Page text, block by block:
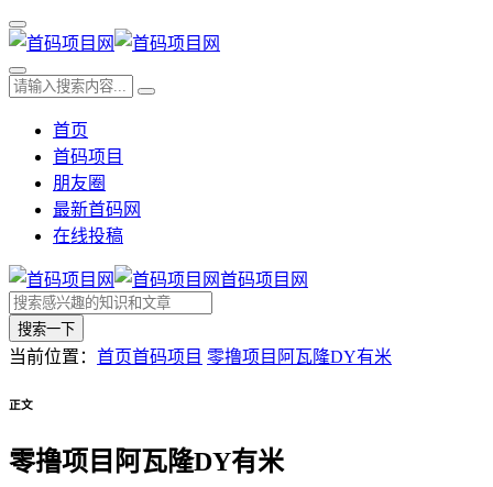
首页
首码项目
朋友圈
最新首码网
在线投稿
首码项目网
搜索一下
当前位置： 首页首码项目 零撸项目阿瓦隆DY有米
正文
零撸项目阿瓦隆DY有米